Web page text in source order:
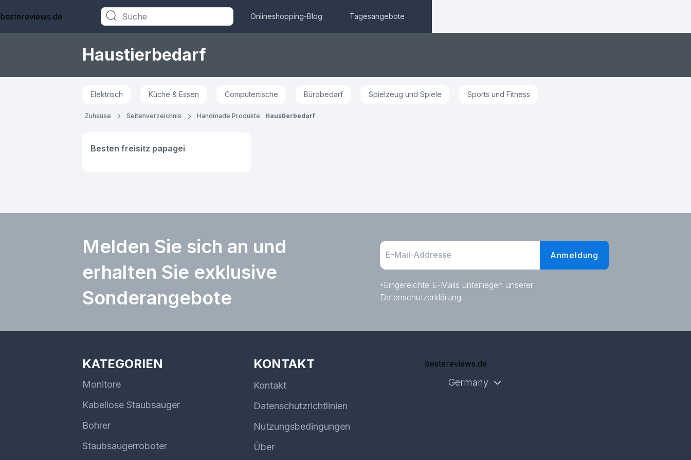
bestereviews.de Onlineshopping-Blog Tagesangebote
Haustierbedarf
Elektrisch Küche & Essen Computertische Bürobedarf Spielzeug und Spiele Sports und Fitness
Zuhause Seitenverzeichnis Handmade Produkte Haustierbedarf
Besten freisitz papagei
Melden Sie sich an und
erhalten Sie exklusive
Sonderangebote
Anmeldung
* Eingereichte E-Mails unterliegen unserer
Datenschutzerklärung
KATEGORIEN
Monitore
Kabellose Staubsauger
Bohrer
Staubsaugerroboter
KONTAKT
Kontakt
Datenschutzrichtlinien
Nutzungsbedingungen
Über
bestereviews.de
Germany